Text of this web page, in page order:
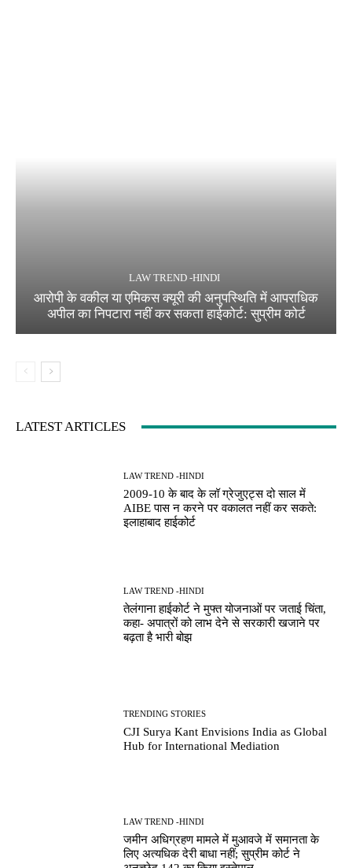
LAW TREND -HINDI
आरोपी के वकील या एमिकस क्यूरी की अनुपस्थिति में आपराधिक
अपील का निपटारा नहीं कर सकता हाईकोर्ट: सुप्रीम कोर्ट
LATEST ARTICLES
LAW TREND -HINDI
2009-10 के बाद के लॉ ग्रेजुएट्स दो साल में
AIBE पास न करने पर वकालत नहीं कर सकते:
इलाहाबाद हाईकोर्ट
LAW TREND -HINDI
तेलंगाना हाईकोर्ट ने मुफ्त योजनाओं पर जताई चिंता,
कहा- अपात्रों को लाभ देने से सरकारी खजाने पर
बढ़ता है भारी बोझ
TRENDING STORIES
CJI Surya Kant Envisions India as Global
Hub for International Mediation
LAW TREND -HINDI
जमीन अधिग्रहण मामले में मुआवजे में समानता के
लिए अत्यधिक देरी बाधा नहीं; सुप्रीम कोर्ट ने